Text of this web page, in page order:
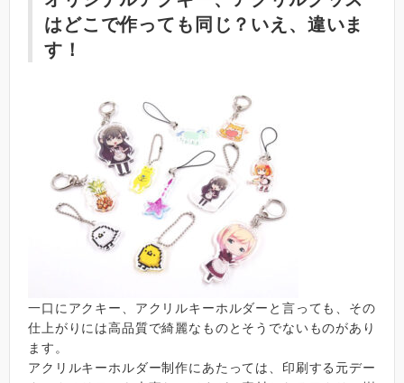
はどこで作っても同じ？いえ、違いま
す！
一口にアクキー、アクリルキーホルダーと言っても、その
仕上がりには高品質で綺麗なものとそうでないものがあり
ます。
アクリルキーホルダー制作にあたっては、印刷する元デー